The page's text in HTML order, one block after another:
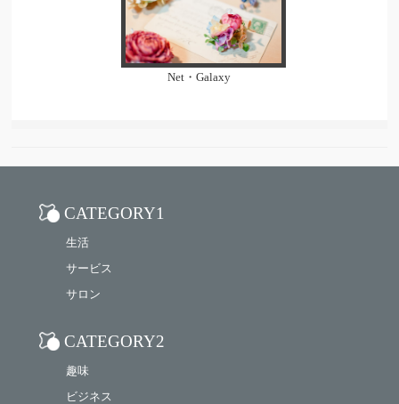
Net・Galaxy
CATEGORY1
生活
サービス
サロン
CATEGORY2
趣味
ビジネス